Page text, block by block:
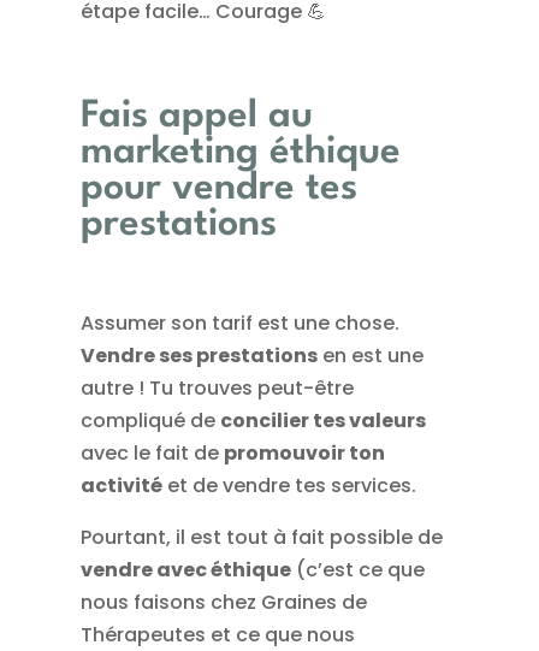
étape facile… Courage 💪
Fais appel au
marketing éthique
pour vendre tes
prestations
Assumer son tarif est une chose.
Vendre ses prestations en est une
autre ! Tu trouves peut-être
compliqué de concilier tes valeurs
avec le fait de promouvoir ton
activité et de vendre tes services.
Pourtant, il est tout à fait possible de
vendre avec éthique (c’est ce que
nous faisons chez Graines de
Thérapeutes et ce que nous